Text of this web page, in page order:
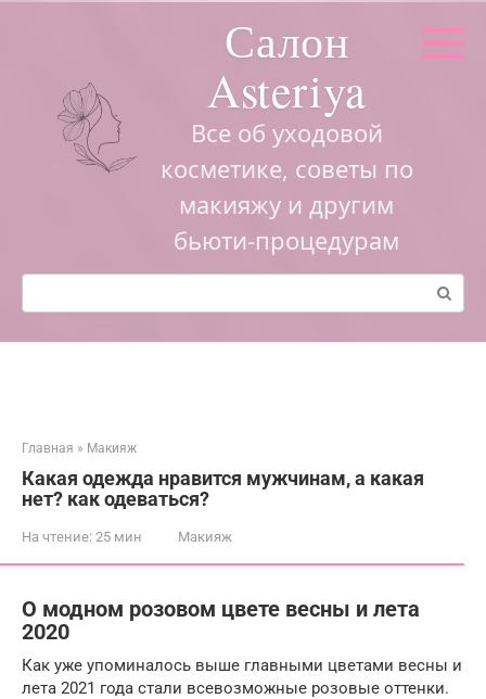
Салон
Asteriya
Все об уходовой
косметике, советы по
макияжу и другим
бьюти-процедурам
Поиск:
Главная » Макияж
Какая одежда нравится мужчинам, а какая
нет? как одеваться?
На чтение: 25 мин Макияж
О модном розовом цвете весны и лета
2020
Как уже упоминалось выше главными цветами весны и
лета 2021 года стали всевозможные розовые оттенки.